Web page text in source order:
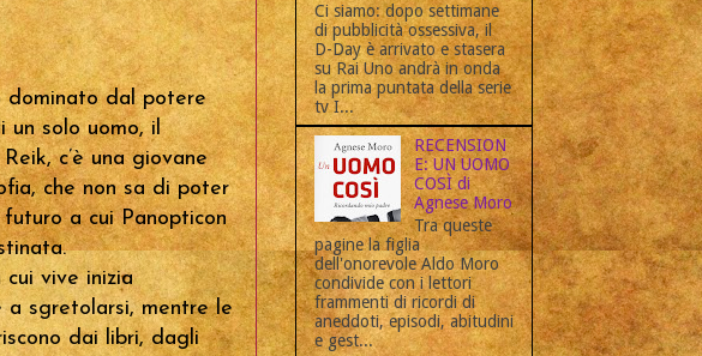
dominato dal potere
un solo uomo, il
c’è una giovane
che non sa di poter
a cui Panopticon
vive inizia
a sgretolarsi, mentre le
dai libri, dagli
Ci siamo: dopo settimane
di pubblicità ossessiva, il
D-Day è arrivato e stasera
su Rai Uno andrà in onda
la prima puntata della serie
tv I...
RECENSION
E: UN UOMO
COSÌ di
Agnese Moro
Tra queste
pagine la figlia
dell'onorevole Aldo Moro
condivide con i lettori
frammenti di ricordi di
aneddoti, episodi, abitudini
e gest...